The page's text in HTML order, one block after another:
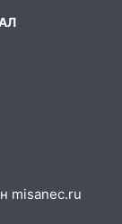
в
8
misanec.ru